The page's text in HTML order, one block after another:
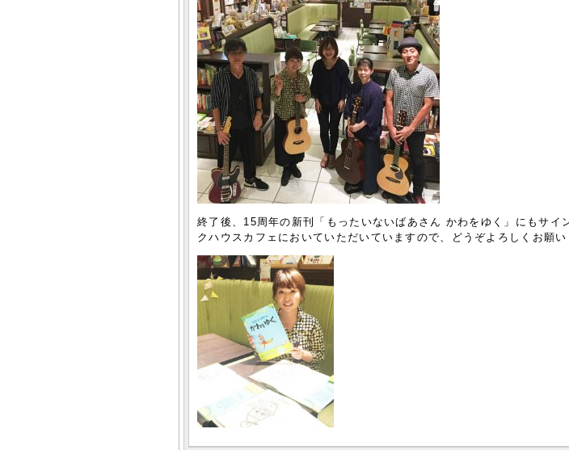
終了後、15周年の新刊「もったいないばあさん かわをゆく」にもサイ
クハウスカフェにおいていただいていますので、どうぞよろしくお願い